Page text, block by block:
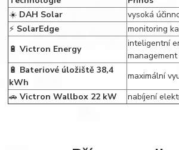
☀️ DAH Solar
vysoká
⚡ SolarEdge
monitoring
🔋Victron Energy
inteligentní
management
🔋 Bateriové úložiště 38,4
kWh
maximální
🚗Victron Wallbox 22 kW nabíjení